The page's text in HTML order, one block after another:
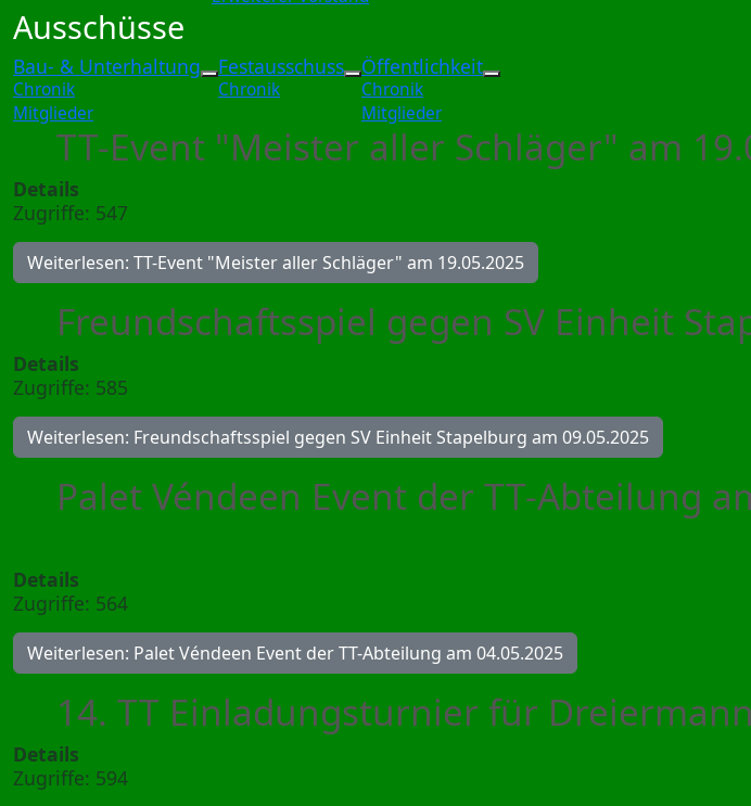
Ausschüsse
Bau- & Unterhaltung
Weitere Informationen: Bau- & Unterhaltung
Chronik
Mitglieder
Festausschuss
Weitere Informationen: Festausschuss
Chronik
Öffentlichkeit
Weitere Informationen:
Chronik
Mitglieder
TT-Event "Meister aller Schläger" am
Details
Zugriffe: 547
Weiterlesen: TT-Event "Meister aller Schläger" am 19.05.2025
Freundschaftsspiel gegen SV Einheit
Details
Zugriffe: 585
Weiterlesen: Freundschaftsspiel gegen SV Einheit Stapelburg am 09.05.2025
Palet Véndeen Event der TT-Abteilung
Details
Zugriffe: 564
Weiterlesen: Palet Véndeen Event der TT-Abteilung am 04.05.2025
14. TT Einladungsturnier für
Details
Zugriffe: 594